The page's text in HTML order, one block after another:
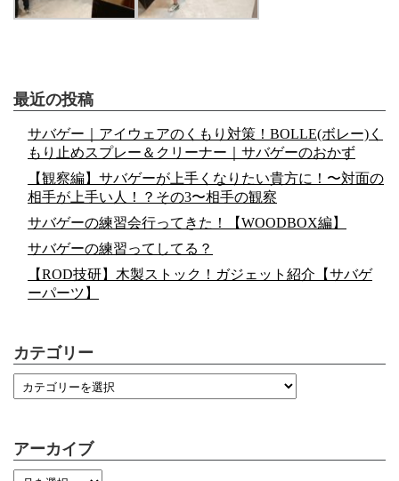
最近の投稿
サバゲー｜アイウェアのくもり対策！BOLLE(ボレー)く
もり止めスプレー＆クリーナー｜サバゲーのおかず
【観察編】サバゲーが上手くなりたい貴方に！〜対面の
相手が上手い人！？その3〜相手の観察
サバゲーの練習会行ってきた！【WOODBOX編】
サバゲーの練習ってしてる？
【ROD技研】木製ストック！ガジェット紹介【サバゲ
ーパーツ】
カテゴリー
アーカイブ